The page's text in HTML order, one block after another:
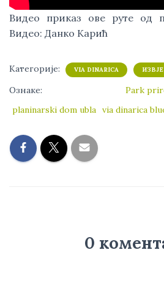
Видео приказ ове руте од
Видео: Данко Карић
Категорије: VIA DINARICA
Ознаке: Park
planinarski dom ubla via dinarica
0